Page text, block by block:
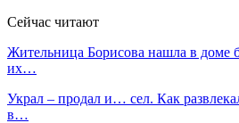
Сейчас читают
Жительница Борисова нашла в доме
их…
Украл – продал и… сел. Как
в…